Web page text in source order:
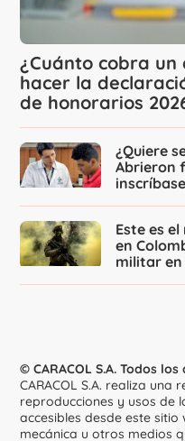
¿Cuánto cobra
hacer la
de honorarios
¿Quiere
Abrieron
Este es
en
militar
© CARACOL S.A. Todos
CARACOL S.A. realiza una
reproducciones y usos de
accesibles desde este
mecánica u otros medios